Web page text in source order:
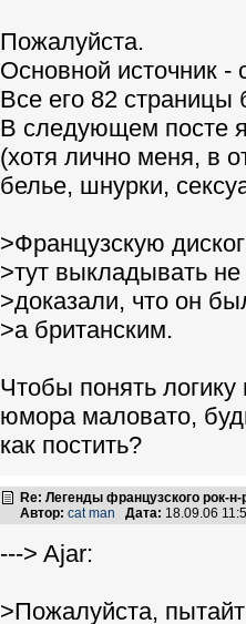
Пожалуйста.
Основной источник
Все его 82
В следующем посте
(хотя лично меня, в
белье, шнурки,
>Французскую
>тут выкладывать
>доказали, что он
>а британским.
Чтобы понять
юмора маловато,
как постить?
Re: Легенды французского рок-
Автор: cat man Дата: 18.09.06
---> Ajar:
>Пожалуйста,